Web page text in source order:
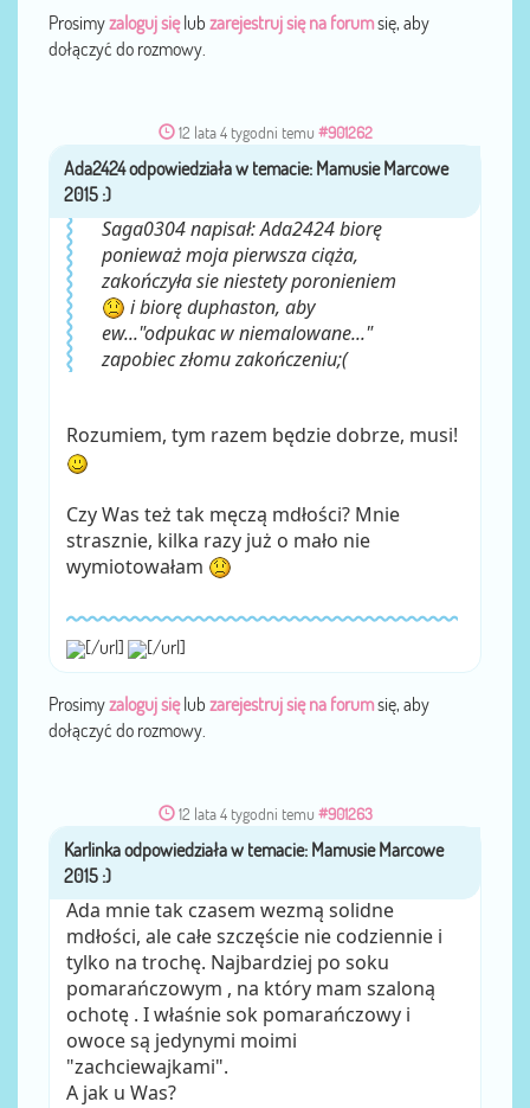
Prosimyzaloguj sięlub zarejestruj się na forumsię, aby
dołączyć do rozmowy.
12 lata 4 tygodni temu #901262
przezAda2424
Saga0304 napisał: Ada2424 biorę
ponieważ moja pierwsza ciąża,
zakończyła sie niestety poronieniem
i biorę duphaston, aby
ew..."odpukac w niemalowane..."
zapobiec złomu zakończeniu;(
Rozumiem, tym razem będzie dobrze, musi!
Czy Was też tak męczą mdłości? Mnie
strasznie, kilka razy już o mało nie
wymiotowałam
[/url] [/url]
Prosimyzaloguj sięlub zarejestruj się na forumsię, aby
dołączyć do rozmowy.
12 lata 4 tygodni temu #901263
przez Karlinka
Ada mnie tak czasem wezmą solidne
mdłości, ale całe szczęście nie codziennie i
tylko na trochę. Najbardziej po soku
pomarańczowym , na który mam szaloną
ochotę . I właśnie sok pomarańczowy i
owoce są jedynymi moimi
"zachciewajkami".
A jak u Was?